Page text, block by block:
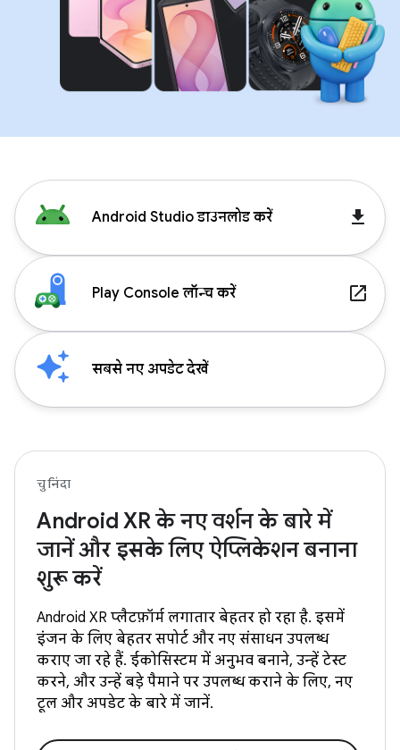
Android Studio डाउनलोड करें get_app
Play Console लॉन्च करें launch
सबसे नए अपडेट देखें
चुनिंदा
Android XR के नए वर्शन के बारे में
जानें और इसके लिए ऐप्लिकेशन बनाना
शुरू करें
Android XR प्लैटफ़ॉर्म लगातार बेहतर हो रहा है. इसमें
इंजन के लिए बेहतर सपोर्ट और नए संसाधन उपलब्ध
कराए जा रहे हैं. ईकोसिस्टम में अनुभव बनाने, उन्हें टेस्ट
करने, और उन्हें बड़े पैमाने पर उपलब्ध कराने के लिए, नए
टूल और अपडेट के बारे में जानें.